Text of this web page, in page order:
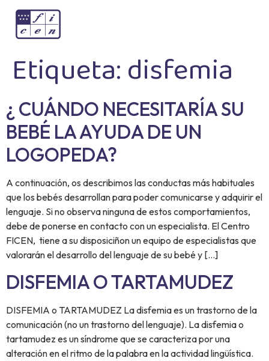
Etiqueta:disfemia
¿ CUÁNDO NECESITARÍA SU
BEBÉ LA AYUDA DE UN
LOGOPEDA?
A continuación, os describimos las conductas más habituales
que los bebés desarrollan para poder comunicarse y adquirir el
lenguaje. Si no observa ninguna de estos comportamientos,
debe de ponerse en contacto con un especialista. El Centro
FICEN, tiene a su disposiciñon un equipo de especialistas que
valorarán el desarrollo del lenguaje de su bebé y […]
DISFEMIA O TARTAMUDEZ
DISFEMIA o TARTAMUDEZ La disfemia es un trastorno de la
comunicación (no un trastorno del lenguaje). La disfemia o
tartamudez es un síndrome que se caracteriza por una
alteración en el ritmo de la palabra en la actividad lingüística.